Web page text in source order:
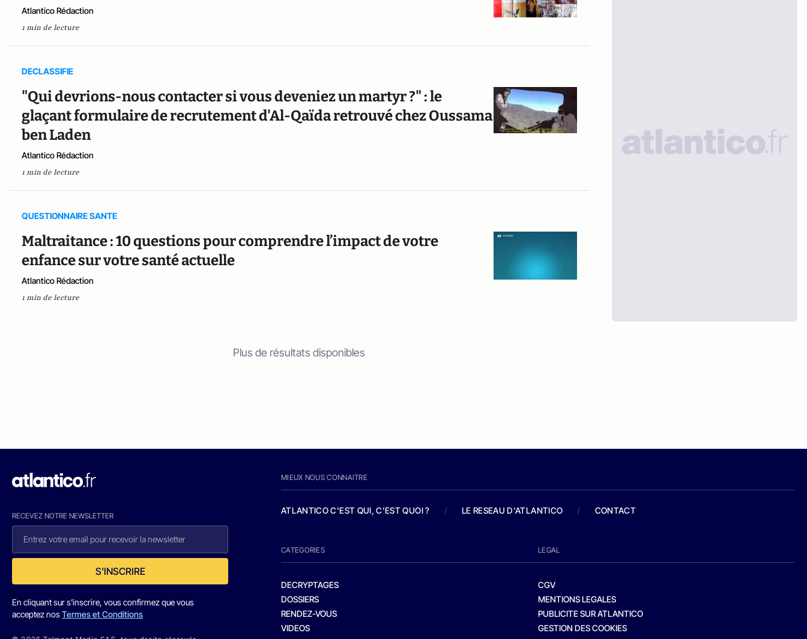
Atlantico Rédaction
1 min de lecture
DECLASSIFIE
"Qui devrions-nous contacter si vous deveniez un martyr ?" : le
glaçant formulaire de recrutement d'Al-Qaïda retrouvé chez Oussama
ben Laden
Atlantico Rédaction
1 min de lecture
QUESTIONNAIRE SANTE
Maltraitance : 10 questions pour comprendre l’impact de votre
enfance sur votre santé actuelle
Atlantico Rédaction
1 min de lecture
Plus de résultats disponibles
RECEVEZ NOTRE NEWSLETTER
S'INSCRIRE
En cliquant sur s'inscrire, vous confirmez que vous
acceptez nosTermes et Conditions
MIEUX NOUS CONNAITRE
ATLANTICO C'EST QUI, C'EST QUOI ? / LE RESEAU D'ATLANTICO / CONTACT
CATEGORIES
DECRYPTAGES
DOSSIERS
RENDEZ-VOUS
VIDEOS
LEGAL
CGV
MENTIONS LEGALES
PUBLICITE SUR ATLANTICO
GESTION DES COOKIES